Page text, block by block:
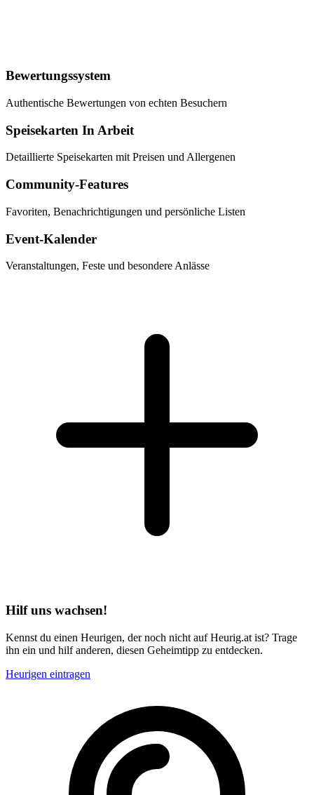
Bewertungssystem
Authentische Bewertungen von echten Besuchern
Speisekarten In Arbeit
Detaillierte Speisekarten mit Preisen und Allergenen
Community-Features
Favoriten, Benachrichtigungen und persönliche Listen
Event-Kalender
Veranstaltungen, Feste und besondere Anlässe
Hilf uns wachsen!
Kennst du einen Heurigen, der noch nicht auf Heurig.at ist? Trage
ihn ein und hilf anderen, diesen Geheimtipp zu entdecken.
Heurigen eintragen